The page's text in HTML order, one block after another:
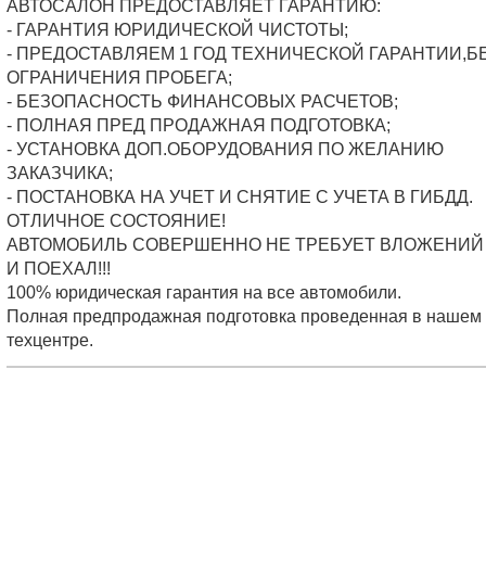
АВТОСАЛОН ПРЕДОСТАВЛЯЕТ ГАРАНТИЮ:
- ГАРАНТИЯ ЮРИДИЧЕСКОЙ ЧИСТОТЫ;
- ПРЕДОСТАВЛЯЕМ 1 ГОД ТЕХНИЧЕСКОЙ
ОГРАНИЧЕНИЯ ПРОБЕГА;
- БЕЗОПАСНОСТЬ ФИНАНСОВЫХ РАСЧЕТОВ;
- ПОЛНАЯ ПРЕД ПРОДАЖНАЯ ПОДГОТОВКА;
- УСТАНОВКА ДОП.ОБОРУДОВАНИЯ ПО ЖЕЛАНИЮ
ЗАКАЗЧИКА;
- ПОСТАНОВКА НА УЧЕТ И СНЯТИЕ С УЧЕТА В ГИБДД.
ОТЛИЧНОЕ СОСТОЯНИЕ!
АВТОМОБИЛЬ СОВЕРШЕННО НЕ ТРЕБУЕТ ВЛОЖЕНИЙ
И ПОЕХАЛ!!!
100% юридическая гарантия на все автомобили.
Полная предпродажная подготовка проведенная в нашем
техцентре.